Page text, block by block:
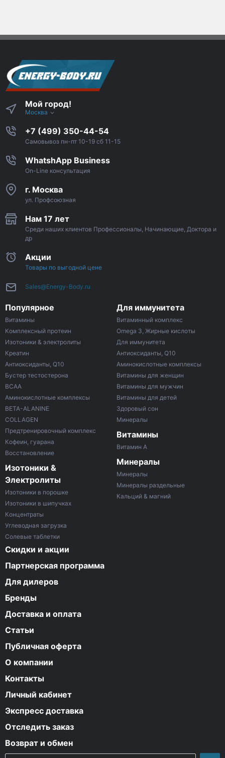
Мой город!
Москва
+7 (499) 350-44-54
Самовывоз пн-пт 10-19 сб 11-15
WhatshApp Business
On-Line консультация
г. Москва
ул. Профсоюзная
Нам 17 лет
Среди наших клиентов Профессионалы, Начинающие, Доктора и
др
Акции
Товары по выгодной цене
Sales@Energy-Body.ru
Популярное
Витамины
Комплексный протеин
Изотоники & электролиты
Креатин
Антиоксиданты, Q10
Бустер тестостерона
ВСАА
Аминокислотные комплексы
BETA-ALANINE
COLLAGEN
Предтренировочный комплекс
Кофеин, гуарана
Восстановление
Изотоники &
Электролиты
Изотоники в порошке
Изотоники в шипучках
Концентраты
Углеводная загрузка
Солевые таблетки
Для иммунитета
Витаминный комплекс
Omega 3, Жирные кислоты
Для иммунитета
Антиоксиданты, Q10
Аминокислотные комплексы
Витамины для женщин
Витамины для мужчин
Витамины для детей
Здоровый сон
Минералы
Витамины
Витамин A
Минералы
Минералы
Минералы раздельные
Кальций & магний
Скидки и акции
Партнерская программа
Для дилеров
Бренды
Доставка и оплата
Статьи
Публичная оферта
О компании
Контакты
Личный кабинет
Экспресс доставка
Отследить заказ
Возврат и обмен